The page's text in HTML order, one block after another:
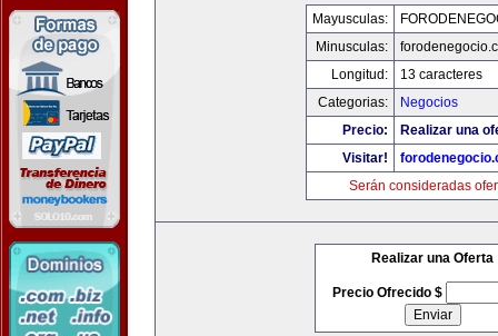
Mayusculas:
Minusculas:
Longitud:
13 caracteres
Categorias:
Negocios
Precio:
Realizar una
Visitar!
Serán consideradas
Realizar una Oferta
Precio Ofrecido $